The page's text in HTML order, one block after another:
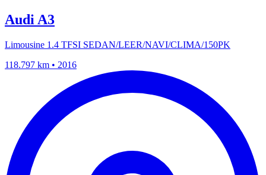
Audi A3
Limousine 1.4 TFSI SEDAN/LEER/NAVI/CLIMA/150PK
118.797 km • 2016